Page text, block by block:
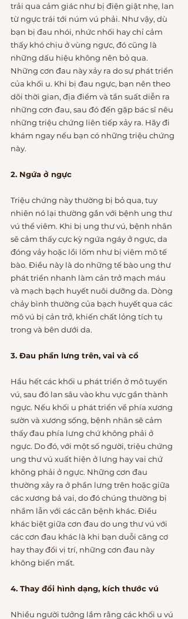
trải qua cảm giác như bị điện giật nhẹ, lan
từ ngực trái tới núm vú phải. Như vậy, dù
bạn bị đau nhói, nhức nhối hay chỉ cảm
thấy khó chịu ở vùng ngực, đó cũng là
những dấu hiệu không nên bỏ qua.
Những cơn đau này xảy ra do sự phát triển
của khối u. Khi bị đau ngực, bạn nên theo
dõi thời gian, địa điểm và tần suất diễn ra
những cơn đau, sau đó đến gặp bác sĩ nêu
những triệu chứng liên tiếp xảy ra. Hãy đi
khám ngay nếu bạn có những triệu chứng
này.
2. Ngứa ở ngực
Triệu chứng này thường bị bỏ qua, tuy
nhiên nó lại thường gắn với bệnh ung thư
vú thể viêm. Khi bị ung thư vú, bệnh nhân
sẽ cảm thấy cực kỳ ngứa ngáy ở ngực, da
đóng vảy hoặc lồi lõm như bị viêm mô tế
bào. Điều này là do những tế bào ung thư
phát triển nhanh làm cản trở mạch máu
và mạch bạch huyết nuôi dưỡng da. Dòng
chảy bình thường của bạch huyết qua các
mô vú bị cản trở, khiến chất lỏng tích tụ
trong và bên dưới da.
3. Đau phần lưng trên, vai và cổ
Hầu hết các khối u phát triển ở mô tuyến
vú, sau đó lan sâu vào khu vực gần thành
ngực. Nếu khối u phát triển về phía xương
sườn và xương sống, bệnh nhân sẽ cảm
thấy đau phía lưng chứ không phải ở
ngực. Do đó, với một số người, triệu chứng
ung thư vú xuất hiện ở lưng hay vai chứ
không phải ở ngực. Những cơn đau
thường xảy ra ở phần lưng trên hoặc giữa
các xương bả vai, do đó chúng thường bị
nhầm lẫn với các căn bệnh khác. Điều
khác biệt giữa cơn đau do ung thư vú với
các cơn đau khác là khi bạn duỗi căng cơ
hay thay đổi vị trí, những cơn đau này
không biến mất.
4. Thay đổi hình dạng, kích thước vú
Nhiều người tưởng lầm rằng các khối u vú